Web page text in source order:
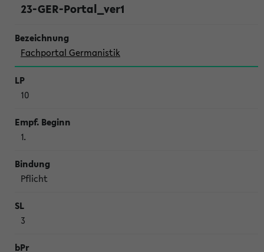
23-GER-Portal_ver1
Fachportal Germanistik
10
1.
Pflicht
3